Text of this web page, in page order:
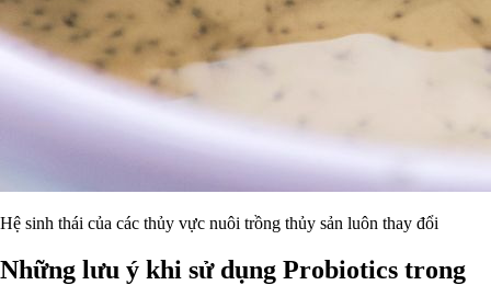
Hệ sinh thái của các thủy vực nuôi trồng thủy sản luôn thay đổi
Những lưu ý khi sử dụng Probiotics trong